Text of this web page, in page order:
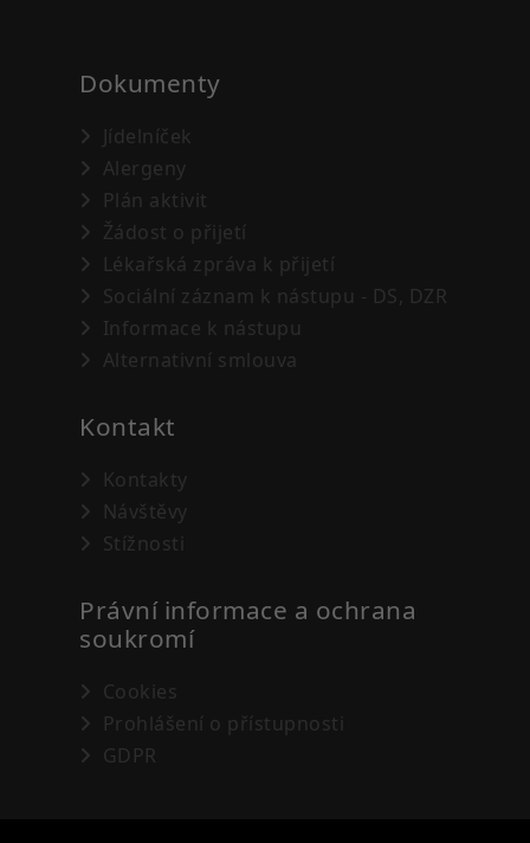
Dokumenty
Jídelníček
Alergeny
Plán aktivit
Žádost o přijetí
Lékařská zpráva k přijetí
Sociální záznam k nástupu - DS, DZR
Informace k nástupu
Alternativní smlouva
Kontakt
Kontakty
Návštěvy
Stížnosti
Právní informace a ochrana
soukromí
Cookies
Prohlášení o přístupnosti
GDPR